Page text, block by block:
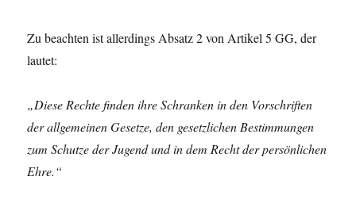
Zu beachten ist allerdings Absatz 2 von Artikel 5 GG, der
lautet:
„Diese Rechte finden ihre Schranken in den Vorschriften
der allgemeinen Gesetze, den gesetzlichen Bestimmungen
zum Schutze der Jugend und in dem Recht der persönlichen
Ehre.“